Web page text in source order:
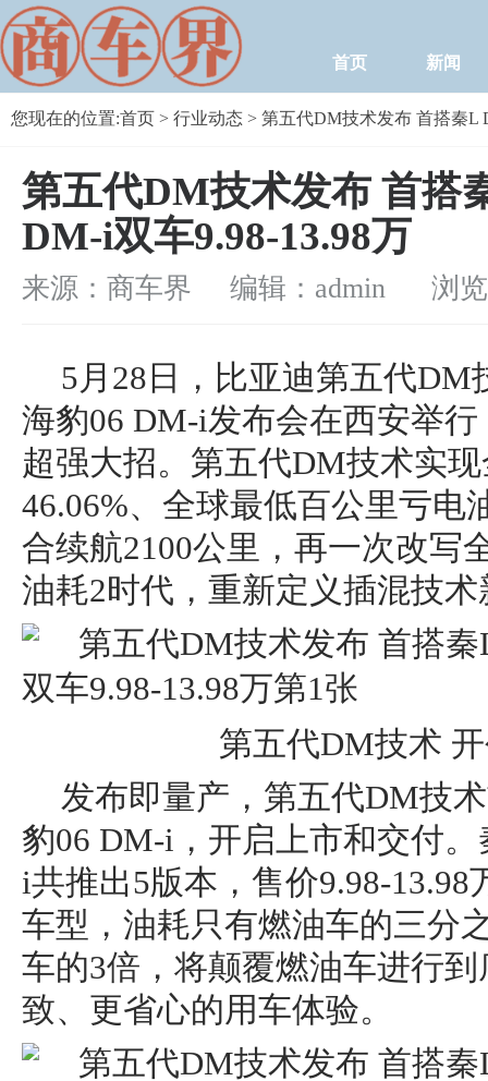
首页 新闻
您现在的位置:首页 > 行业动态 > 第五代DM技术发布 首搭秦L
第五代DM技术发布 首搭
DM-i双车9.98-13.98万
来源：商车界 编辑：admin 浏览
5月28日，比亚迪第五代
海豹06 DM-i发布会在西安举
超强大招。第五代DM技术实
46.06%、全球最低百公里亏电
合续航2100公里，再一次改写
油耗2时代，重新定义插混技
第五代DM技术
发布即量产，第五代DM技
豹06 DM-i，开启上市和交付
i共推出5版本，售价9.98-
车型，油耗只有燃油车的三分
车的3倍，将颠覆燃油车进行
致、更省心的用车体验。